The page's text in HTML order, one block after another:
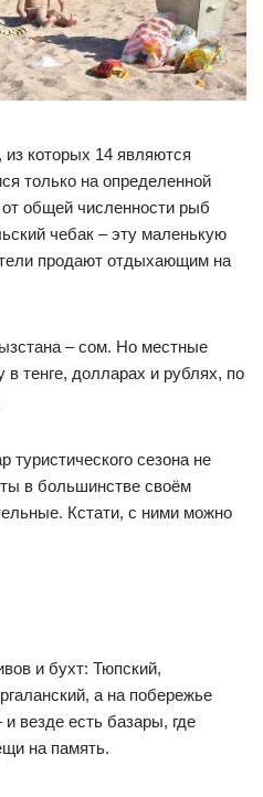
которых 14 являются
только на определенной
общей численности рыб
чебак – эту маленькую
продают отдыхающим на
– сом. Но местные
в тенге, долларах и рублях, по
туристического сезона не
в большинстве своём
Кстати, с ними можно
и бухт: Тюпский,
а на побережье
везде есть базары, где
на память.